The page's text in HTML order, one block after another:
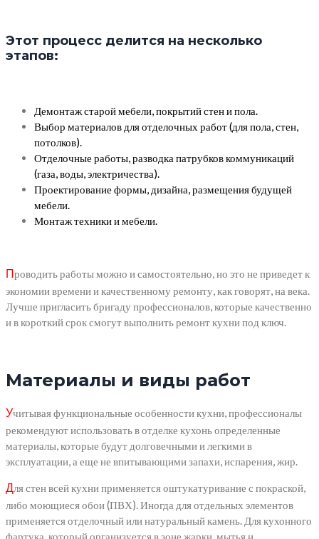
Этот процесс делится на несколько
этапов:
Демонтаж старой мебели, покрытий стен и пола.
Выбор материалов для отделочных работ (для пола, стен,
потолков).
Отделочные работы, разводка патрубков коммуникаций
(газа, воды, электричества).
Проектирование формы, дизайна, размещения будущей
мебели.
Монтаж техники и мебели.
Проводить работы можно и самостоятельно, но это не приведет к
экономии времени и качественному ремонту, как говорят, на века.
Лучше пригласить бригаду профессионалов, которые качественно
и в короткий срок смогут выполнить ремонт кухни под ключ.
Материалы и виды работ
Учитывая функциональные особенности кухни, профессионалы
рекомендуют использовать в отделке кухонь определенные
материалы, которые будут долговечными и легкими в
эксплуатации, а еще не впитывающими запахи, испарения, жир.
Для стен всей кухни применяется оштукатуривание с покраской,
либо моющиеся обои (ПВХ). Иногда для отдельных элементов
применяется отделочный или натуральный камень. Для кухонного
фартука, который организуется в зоне жарки, мытья и